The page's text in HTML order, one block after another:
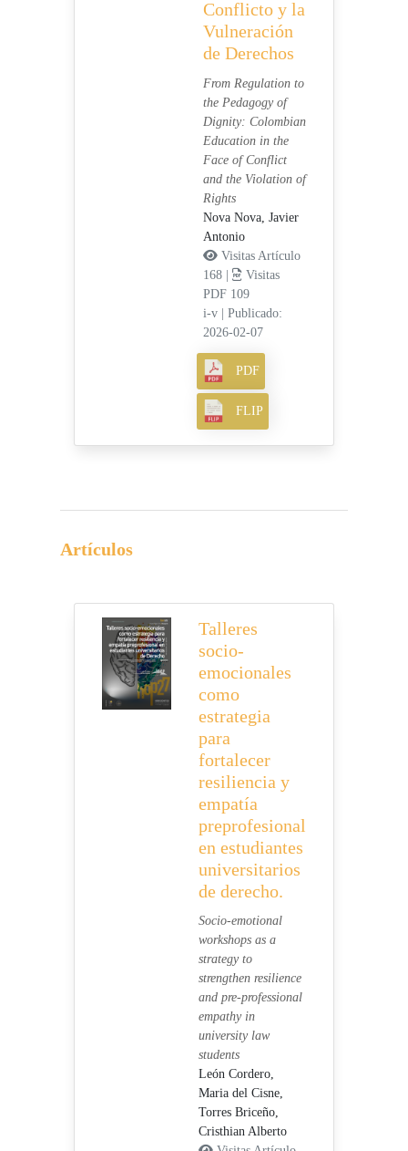
Conflicto y la
Vulneración
de Derechos
From Regulation to
the Pedagogy of
Dignity: Colombian
Education in the
Face of Conflict
and the Violation of
Rights
Nova Nova, Javier
Antonio
Visitas Artículo
168 |
Visitas
PDF 109
i-v
Publicado:
2026-02-07
PDF
FLIP
Artículos
Talleres
socio-
emocionales
como
estrategia
para
fortalecer
resiliencia y
empatía
preprofesional
en estudiantes
universitarios
de derecho.
Socio-emotional
workshops as a
strategy to
strengthen resilience
and pre-professional
empathy in
university law
students
León Cordero,
Maria del Cisne,
Torres Briceño,
Cristhian Alberto